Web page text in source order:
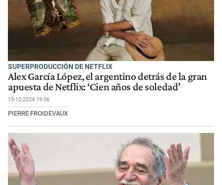
SUPERPRODUCCIÓN DE NETFLIX
Alex García López, el argentino detrás de la gran
apuesta de Netflix: ‘Cien años de soledad’
13-12-2024 19:06
PIERRE FROIDEVAUX